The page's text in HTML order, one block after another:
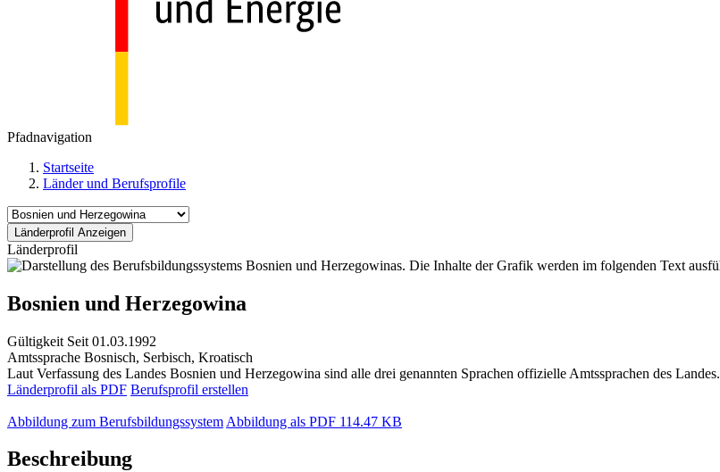
Pfadnavigation
Startseite
Länder und Berufsprofile
Länderprofil
Bosnien und Herzegowina
Gültigkeit Seit 01.03.1992
Amtssprache Bosnisch, Serbisch, Kroatisch
Laut Verfassung des Landes Bosnien und Herzegowina sind alle drei genannten Sprachen offizielle Amtssprachen des Landes.
Länderprofil als PDF Berufsprofil erstellen
Abbildung zum Berufsbildungssystem Abbildung als PDF 114.47 KB
Beschreibung